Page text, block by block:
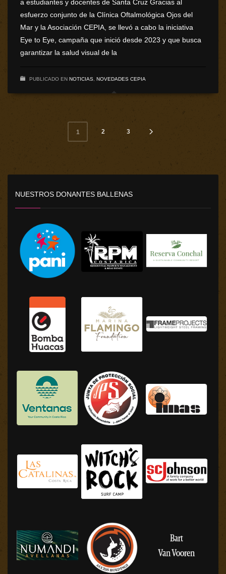
a estudiantes y docentes de Santa Cruz Gracias al
esfuerzo conjunto de la Clínica Oftalmológica Ojos del
Mar y la Asociación CEPIA, se llevó a cabo la iniciativa
Eye to Eye, campaña que inició desde 2023 y que busca
garantizar la salud visual de la
PUBLICADO EN NOTICIAS NOVEDADES CEPIA
1 2 3
NUESTROS DONANTES BALLENAS